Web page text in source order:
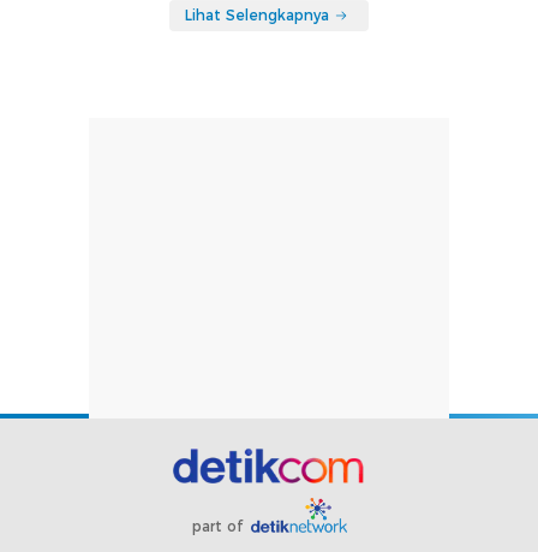
Lihat Selengkapnya
part of